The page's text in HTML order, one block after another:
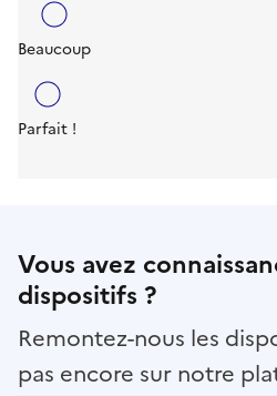
Beaucoup
Parfait !
Vous avez
dispositifs ?
Remontez-nous les
pas encore sur notre